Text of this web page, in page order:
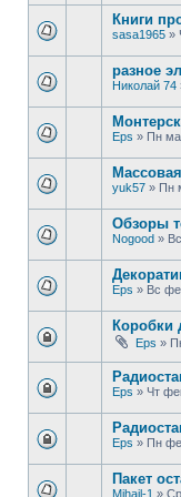
Книги
sasa1965 »
разное
Николай 74
Eps » Пн
yuk57 » Пн
Обзоры
Nogood »
Eps » Вс
Коробки
Eps »
Eps » Чт
Eps » Пн
Пакет
Mihail-1 »